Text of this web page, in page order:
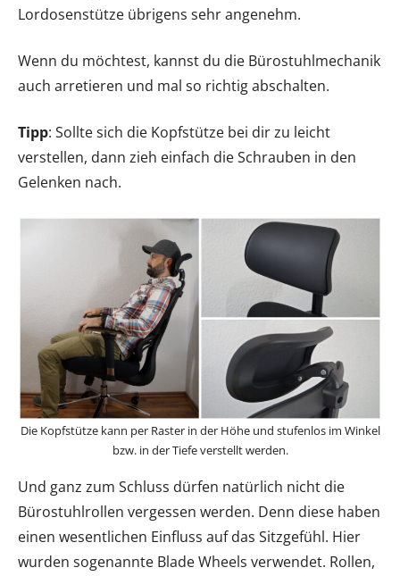
Lordosenstütze übrigens sehr angenehm.
Wenn du möchtest, kannst du die Bürostuhlmechanik
auch arretieren und mal so richtig abschalten.
Tipp: Sollte sich die Kopfstütze bei dir zu leicht
verstellen, dann zieh einfach die Schrauben in den
Gelenken nach.
Die Kopfstütze kann per Raster in der Höhe und stufenlos im Winkel
bzw. in der Tiefe verstellt werden.
Und ganz zum Schluss dürfen natürlich nicht die
Bürostuhlrollen vergessen werden. Denn diese haben
einen wesentlichen Einfluss auf das Sitzgefühl. Hier
wurden sogenannte Blade Wheels verwendet. Rollen,